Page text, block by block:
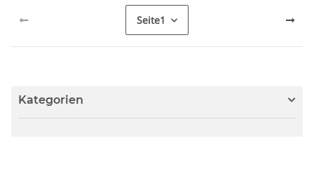
Seite1
Kategorien